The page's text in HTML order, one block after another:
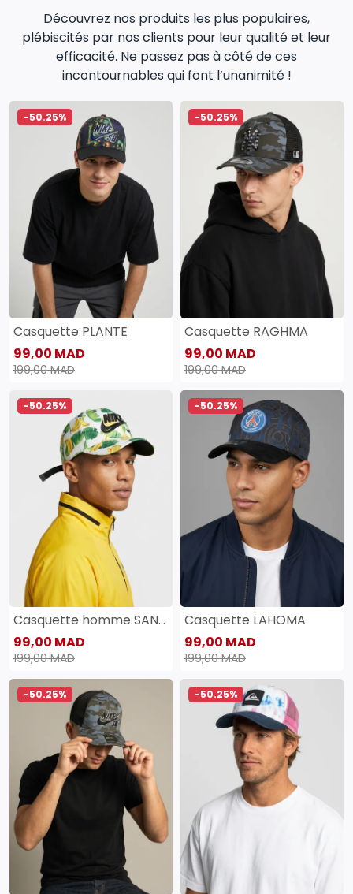
Découvrez nos produits les plus populaires,
plébiscités par nos clients pour leur qualité et leur
efficacité. Ne passez pas à côté de ces
incontournables qui font l’unanimité !
-50.25%
Casquette PLANTE
99,00 MAD
199,00 MAD
-50.25%
Casquette RAGHMA
99,00 MAD
199,00 MAD
-50.25%
Casquette homme SANAS
99,00 MAD
199,00 MAD
-50.25%
Casquette LAHOMA
99,00 MAD
199,00 MAD
-50.25% -50.25%